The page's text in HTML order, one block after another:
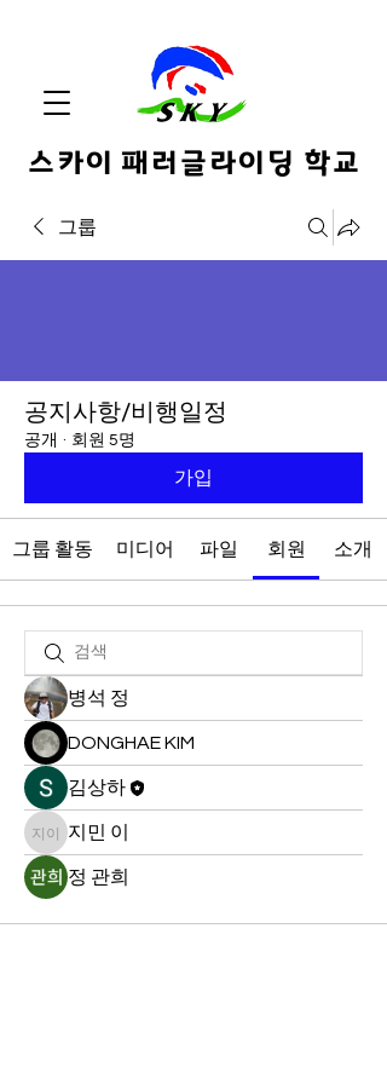
스카이 패러글라이딩 학교
그룹
공지사항/비행일정
공개 · 회원 5명
가입
그룹 활동 미디어 파일 회원 소개
병석 정
DONGHAE KIM
김상하
지민 이지민 이
정 관희